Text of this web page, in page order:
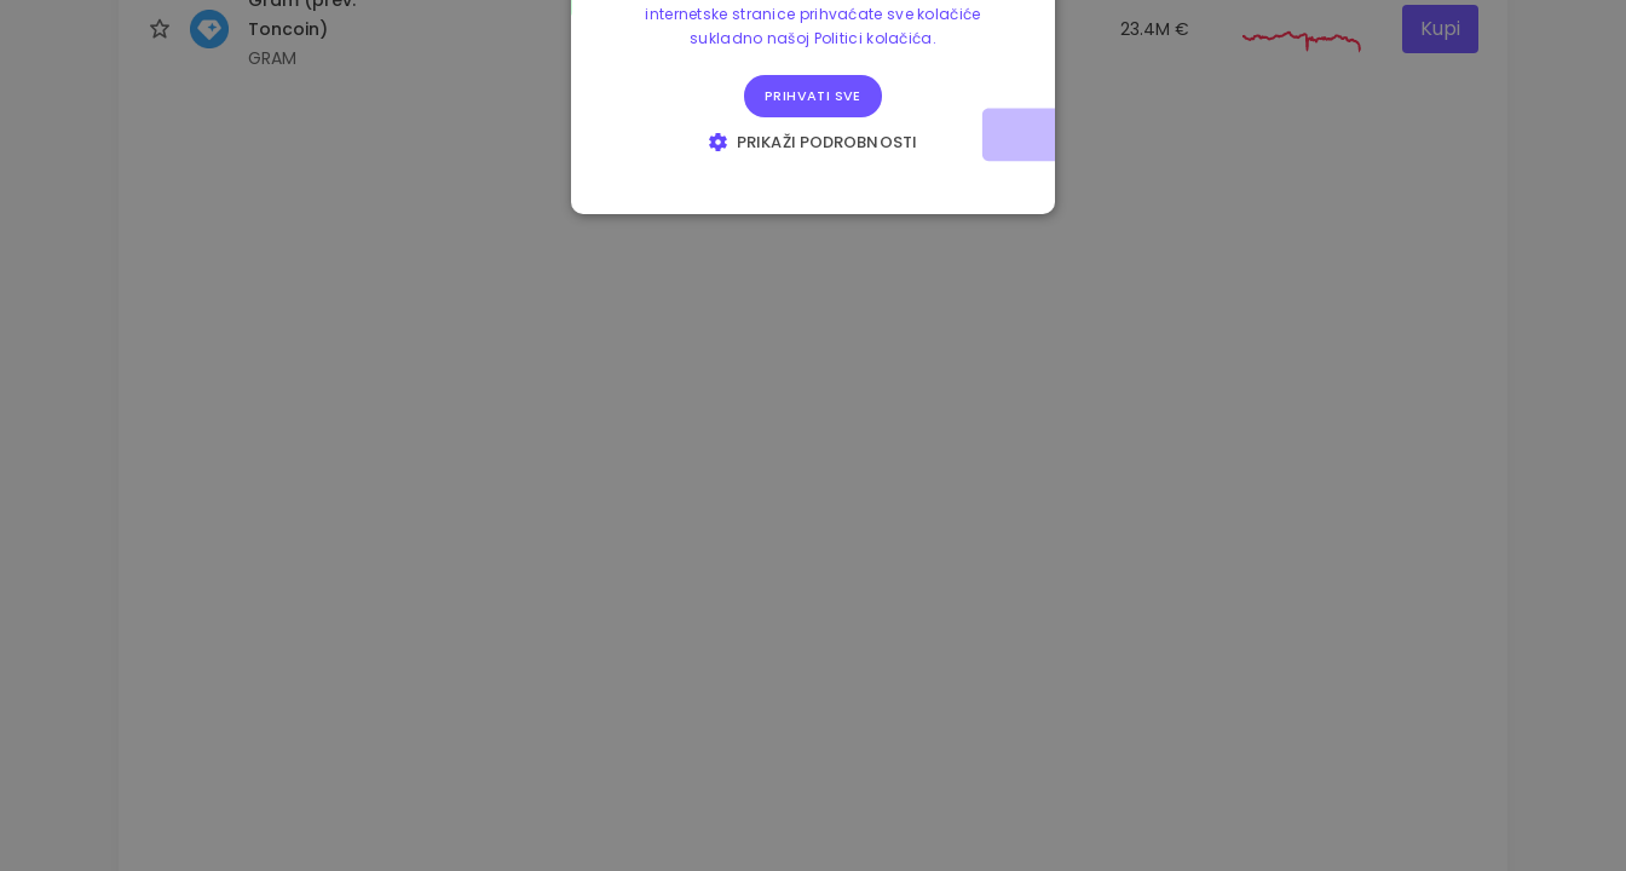
Toncoin)
GRAM
1.160000 € -4.10% 23.4M € Kupi
internetske stranice prihvaćate sve kolačiće
sukladno našoj Politici kolačića.
PRIHVATI SVE
PRIKAŽI PODROBNOSTI